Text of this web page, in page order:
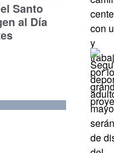
Santo
al Día